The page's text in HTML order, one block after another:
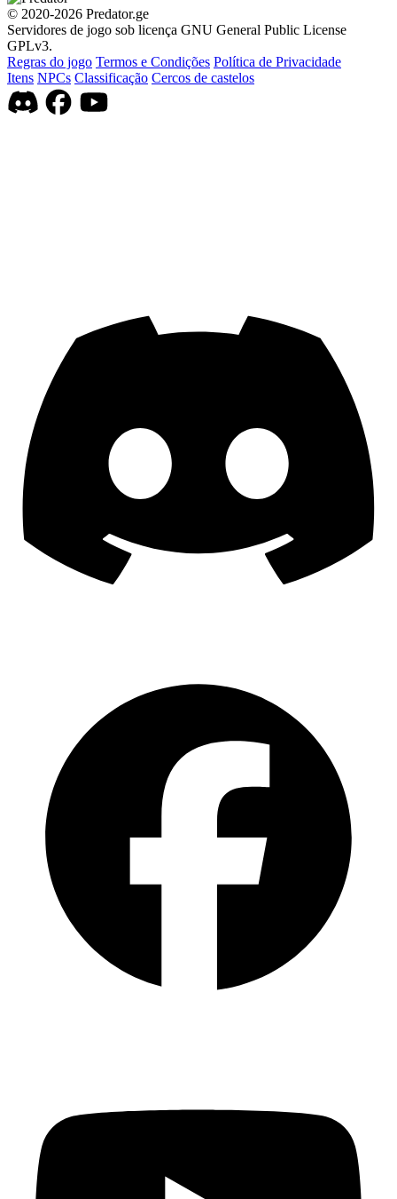
© 2020-2026 Predator.ge
Servidores de jogo sob licença GNU General Public License
GPLv3.
Regras do jogo Termos e Condições Política de Privacidade
Itens NPCs Classificação Cercos de castelos